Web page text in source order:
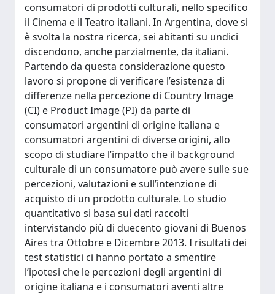
consumatori di prodotti culturali, nello specifico
il Cinema e il Teatro italiani. In Argentina, dove si
è svolta la nostra ricerca, sei abitanti su undici
discendono, anche parzialmente, da italiani.
Partendo da questa considerazione questo
lavoro si propone di verificare l’esistenza di
differenze nella percezione di Country Image
(CI) e Product Image (PI) da parte di
consumatori argentini di origine italiana e
consumatori argentini di diverse origini, allo
scopo di studiare l’impatto che il background
culturale di un consumatore può avere sulle sue
percezioni, valutazioni e sull’intenzione di
acquisto di un prodotto culturale. Lo studio
quantitativo si basa sui dati raccolti
intervistando più di duecento giovani di Buenos
Aires tra Ottobre e Dicembre 2013. I risultati dei
test statistici ci hanno portato a smentire
l’ipotesi che le percezioni degli argentini di
origine italiana e i consumatori aventi altre